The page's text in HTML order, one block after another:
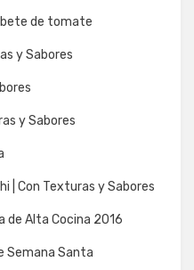
de tomate
y Sabores
y Sabores
| Con Texturas y Sabores
de Alta Cocina 2016
Semana Santa